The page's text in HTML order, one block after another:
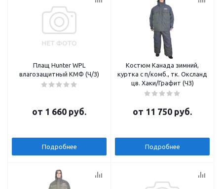
Плащ Hunter WPL
влагозащитный КМФ (Ч/З)
от 1 660 руб.
Подробнее
Костюм Канада зимний,
куртка с п/комб., тк. Оксланд
цв. Хаки/Графит (ЧЗ)
от 11 750 руб.
Подробнее